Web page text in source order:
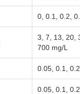
0, 0.1, 0.2,
3, 7, 13, 20,
700 mg/L
0.05, 0.1,
0.05, 0.1,